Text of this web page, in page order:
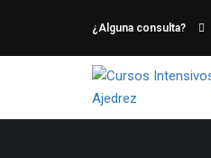
¿Alguna consulta?